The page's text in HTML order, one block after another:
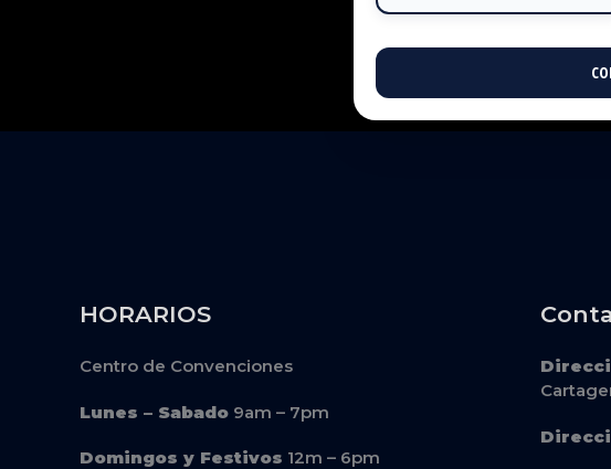
HORARIOS
Centro de Convenciones
Lunes – Sabado 9am – 7pm
Domingos y Festivos 12m – 6pm